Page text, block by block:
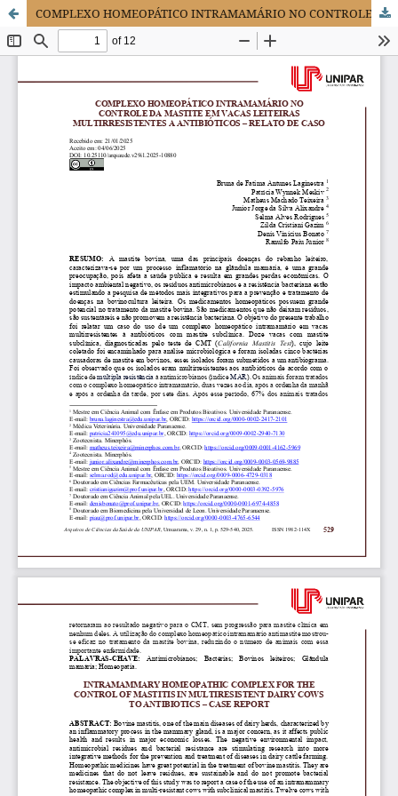
COMPLEXO HOMEOPÁTICO INTRAMAMÁRIO NO CONTROLE DA MASTITE EM VACAS LEITEIRAS MULTIRRESISTENTES A ANTIBIÓTICOS – RELATO DE CASO